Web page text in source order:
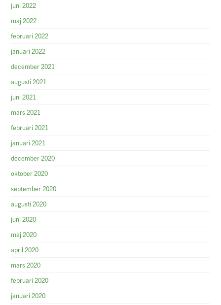
juni 2022
maj 2022
februari 2022
januari 2022
december 2021
augusti 2021
juni 2021
mars 2021
februari 2021
januari 2021
december 2020
oktober 2020
september 2020
augusti 2020
juni 2020
maj 2020
april 2020
mars 2020
februari 2020
januari 2020